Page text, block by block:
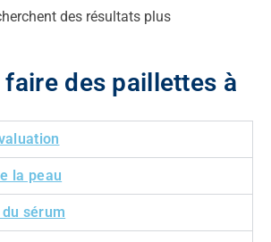
des résultats plus
des paillettes à
la peau
sérum